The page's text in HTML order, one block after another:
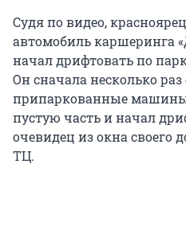
Судя по видео,
автомобиль каршеринга
начал дрифтовать по
Он сначала несколько
припаркованные
пустую часть и начал
очевидец из окна своего
ТЦ.